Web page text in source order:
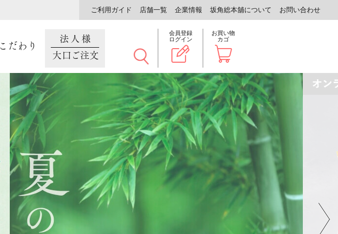
ご利用ガイド 店舗一覧 企業情報 坂角総本舖について お問い合わせ
こだわり
法人様
大口ご注文
会員登録
ログイン
お買い物
カゴ